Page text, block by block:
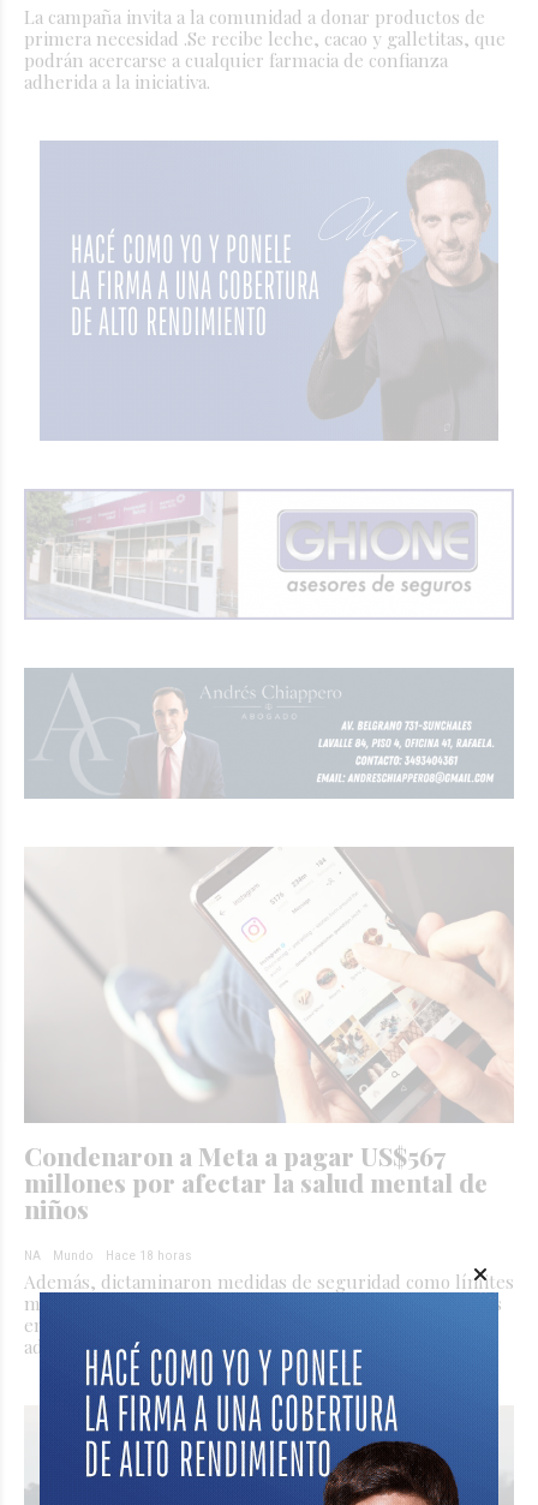
La campaña invita a la comunidad a donar productos de
primera necesidad .Se recibe leche, cacao y galletitas, que
podrán acercarse a cualquier farmacia de confianza
adherida a la iniciativa.
Condenaron a Meta a pagar US$567
millones por afectar la salud mental de
niños
NA Mundo Hace 18 horas
Además, dictaminaron medidas de seguridad como límites
mensuales al uso de Facebook e Instagram, restricciones
en las notificaciones y controles sobre el contacto de
adultos con menores.